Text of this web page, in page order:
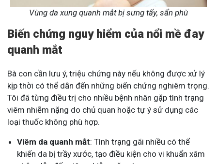
Vùng da xung quanh mắt bị sưng tấy, sẩn phù
Biến chứng nguy hiểm của nổi mề đay
quanh mắt
Bà con cần lưu ý, triệu chứng này nếu không được xử lý
kịp thời có thể dẫn đến những biến chứng nghiêm trọng.
Tôi đã từng điều trị cho nhiều bệnh nhân gặp tình trạng
viêm nhiễm nặng do chủ quan hoặc tự ý sử dụng các
loại thuốc không phù hợp​.
Viêm da quanh mắt: Tình trạng gãi nhiều có thể
khiến da bị trầy xước, tạo điều kiện cho vi khuẩn xâm